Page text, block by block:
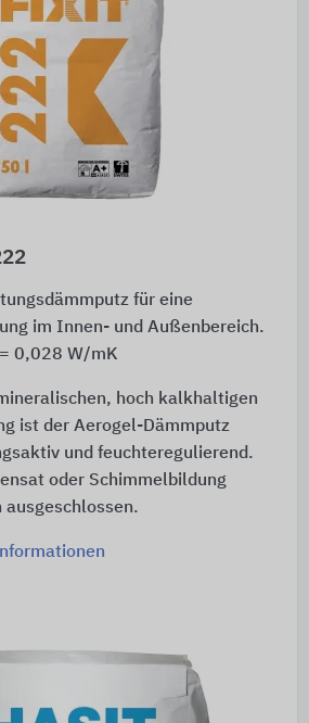
für eine
im Innen- und Außenbereich.
0,028 W/mK
hoch kalkhaltigen
ist der Aerogel-Dämmputz
und feuchteregulierend.
oder Schimmelbildung